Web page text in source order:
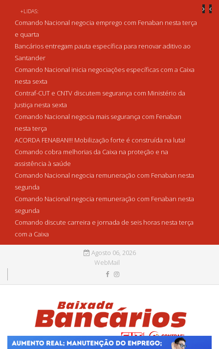
+LIDAS:
Comando Nacional negocia emprego com Fenaban nesta terça
e quarta
Bancários entregam pauta específica para renovar aditivo ao
Santander
Comando Nacional inicia negociações específicas com a Caixa
nesta sexta
Contraf-CUT e CNTV discutem segurança com Ministério da
Justiça nesta sexta
Comando Nacional negocia mais segurança com Fenaban
nesta terça
ACORDA FENABAN!!! Mobilização forte é construída na luta!
Comando cobra melhorias da Caixa na proteção e na
assistência à saúde
Comando Nacional negocia remuneração com Fenaban nesta
segunda
Comando Nacional negocia remuneração com Fenaban nesta
segunda
Comando discute carreira e jornada de seis horas nesta terça
com a Caixa
Agosto 06, 2026
WebMail